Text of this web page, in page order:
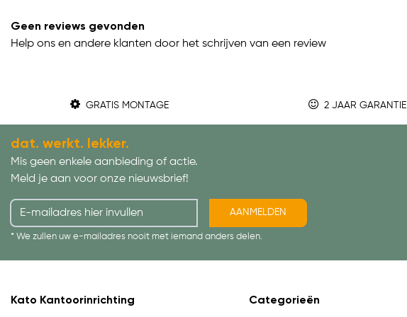
Geen reviews gevonden
Help ons en andere klanten door het schrijven van een review
GRATIS MONTAGE 2 JAAR GARANTIE
dat. werkt. lekker.
Mis geen enkele aanbieding of actie.
Meld je aan voor onze nieuwsbrief!
AANMELDEN
* We zullen uw e-mailadres nooit met iemand anders delen.
Kato Kantoorinrichting Categorieën